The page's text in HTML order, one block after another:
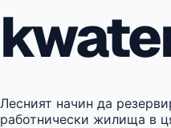
Лесният начин да
работнически жилища в